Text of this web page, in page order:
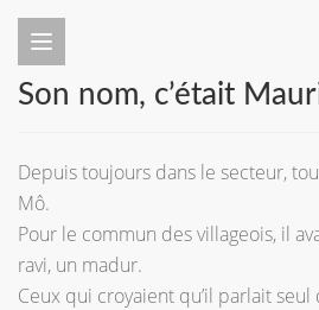
Son nom, c’était
Depuis toujours dans le secteur,
Mô.
Pour le commun des villageois, il
ravi, un madur.
Ceux qui croyaient qu’il parlait seul